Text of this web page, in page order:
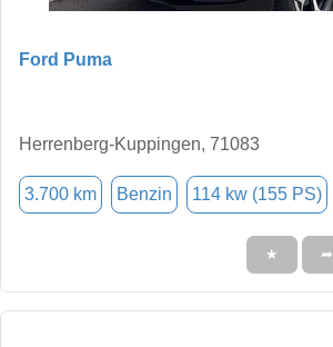
Ford Puma
Herrenberg-Kuppingen, 71083
3.700 km Benzin 114 kw (155 PS)
★ ➦